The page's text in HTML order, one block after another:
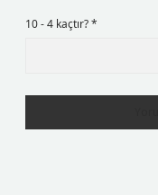
10 - 4 kaçtır?*